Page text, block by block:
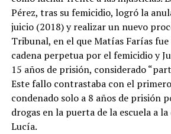
Pérez, tras su femicidio, logró la
juicio (2018) y realizar un nuevo
Tribunal, en el que Matías Farías fue
cadena perpetua por el femicidio y
15 años de prisión, considerado
Este fallo contrastaba con el
condenado solo a 8 años de prisión
drogas en la puerta de la escuela a
Lucía.